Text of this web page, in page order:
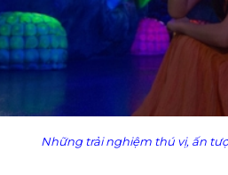
Những trải nghiệm thú vị, ấn